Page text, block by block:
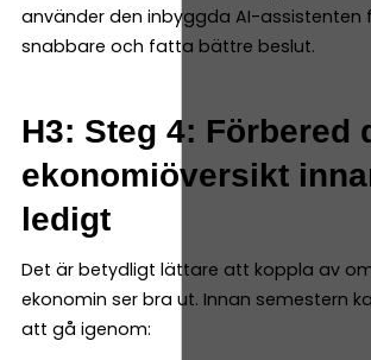
använder den inbyggda AI-
snabbare och fatta bättre beslut.
H3: Steg 4: Förbered
ekonomiöversikt
ledigt
Det är betydligt lättare att koppla av
ekonomin ser bra ut. Innan semestern
att gå igenom: